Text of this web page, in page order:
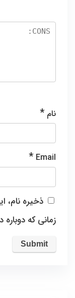
نام *
Email
*
ذخیره نام،
زمانی که